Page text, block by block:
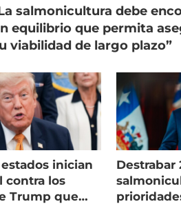
salmonicultura debe
equilibrio que permita
viabilidad de largo plazo”
inician
contra los
Trump que
Destrabar